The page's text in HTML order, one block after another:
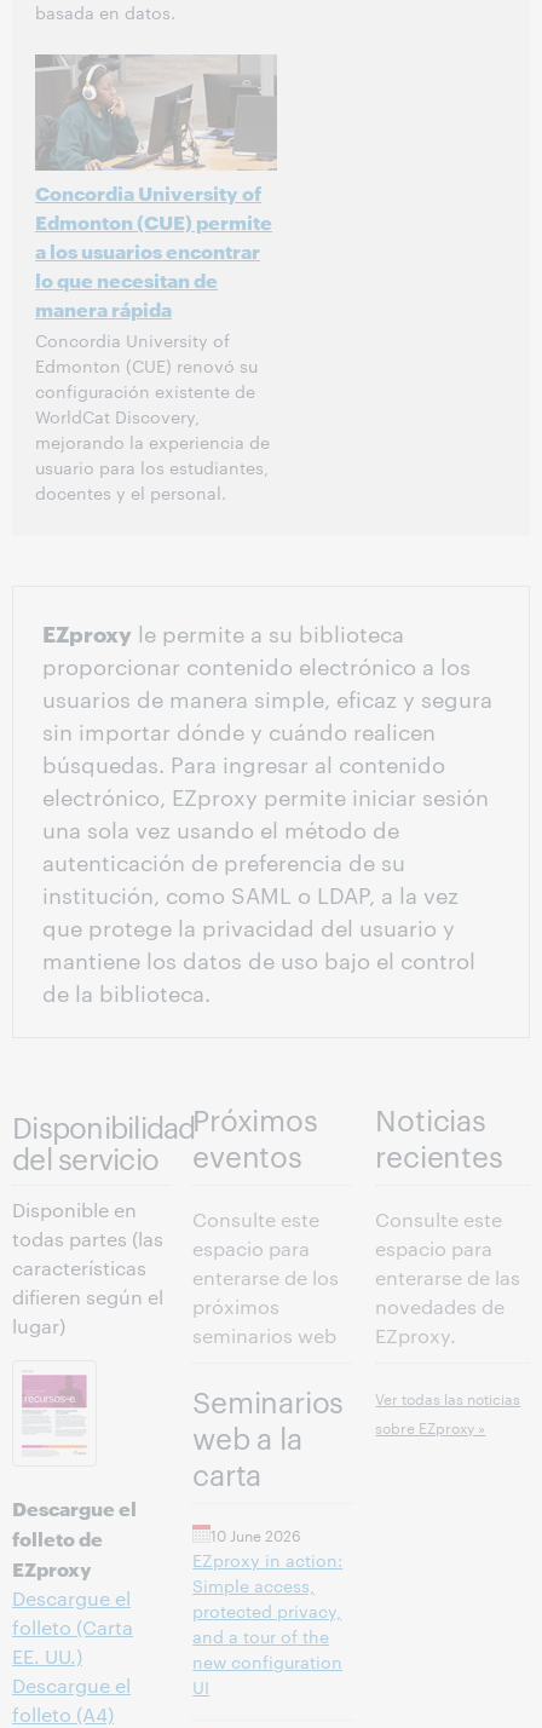
basada en datos.
Concordia University of
Edmonton (CUE) permite
a los usuarios encontrar
lo que necesitan de
manera rápida
Concordia University of
Edmonton (CUE) renovó su
configuración existente de
WorldCat Discovery,
mejorando la experiencia de
usuario para los estudiantes,
docentes y el personal.
EZproxy le permite a su biblioteca
proporcionar contenido electrónico a los
usuarios de manera simple, eficaz y segura
sin importar dónde y cuándo realicen
búsquedas. Para ingresar al contenido
electrónico, EZproxy permite iniciar sesión
una sola vez usando el método de
autenticación de preferencia de su
institución, como SAML o LDAP, a la vez
que protege la privacidad del usuario y
mantiene los datos de uso bajo el control
de la biblioteca.
Disponibilidad
del servicio
Disponible en
todas partes (las
características
difieren según el
lugar)
Descargue el
folleto de
EZproxy
Descargue el
folleto (Carta
EE. UU.)
Descargue el
folleto (A4)
Próximos
eventos
Consulte este
espacio para
enterarse de los
próximos
seminarios web
Seminarios
web a la
carta
10 June 2026
EZproxy in action:
Simple access,
protected privacy,
and a tour of the
new configuration
UI
Noticias
recientes
Consulte este
espacio para
enterarse de las
novedades de
EZproxy.
Ver todas las noticias
sobre EZproxy »